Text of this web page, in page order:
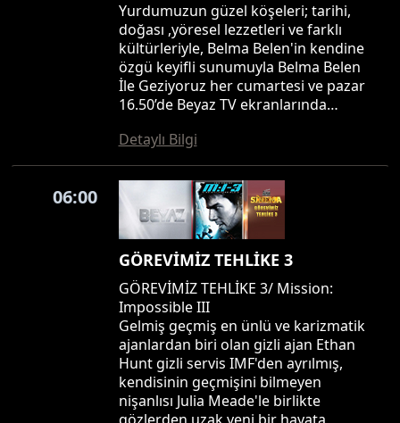
Yurdumuzun güzel köşeleri; tarihi,
doğası ,yöresel lezzetleri ve farklı
kültürleriyle, Belma Belen'in kendine
özgü keyifli sunumuyla Belma Belen
İle Geziyoruz her cumartesi ve pazar
16.50’de Beyaz TV ekranlarında…
Detaylı Bilgi
06:00
GÖREVİMİZ TEHLİKE 3
GÖREVİMİZ TEHLİKE 3/ Mission:
Impossible III
Gelmiş geçmiş en ünlü ve karizmatik
ajanlardan biri olan gizli ajan Ethan
Hunt gizli servis IMF'den ayrılmış,
kendisinin geçmişini bilmeyen
nişanlısı Julia Meade'le birlikte